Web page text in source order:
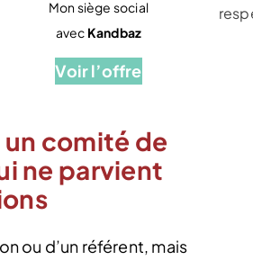
Mon siège social
avec Kandbaz
Voir l’offre
un comité de
ne parvient
ou d’un référent, mais